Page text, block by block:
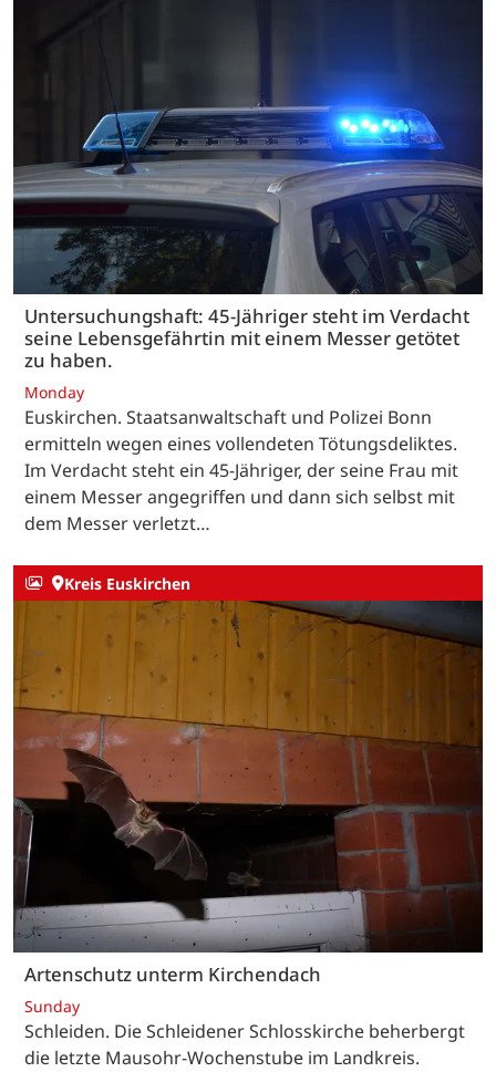
Untersuchungshaft: 45-Jähriger steht im Verdacht
seine Lebensgefährtin mit einem Messer getötet
zu haben.
Monday
Euskirchen. Staatsanwaltschaft und Polizei Bonn
ermitteln wegen eines vollendeten Tötungsdeliktes.
Im Verdacht steht ein 45-Jähriger, der seine Frau mit
einem Messer angegriffen und dann sich selbst mit
dem Messer verletzt…
Kreis Euskirchen
Artenschutz unterm Kirchendach
Sunday
Schleiden. Die Schleidener Schlosskirche beherbergt
die letzte Mausohr-Wochenstube im Landkreis.